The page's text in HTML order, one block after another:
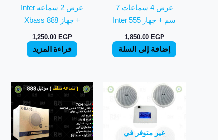
عرض 4 سماعات 7
سم + جهاز Inter 555
1,850.00 EGP
إضافة إلى السلة
عرض 2 سماعه Inter
+ جهاز Xbass 888
1,250.00EGP
قراءة المزيد
غير متوفر في